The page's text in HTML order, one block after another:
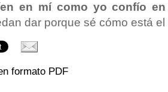
en mí como yo confío
dar porque sé cómo está el
formato PDF